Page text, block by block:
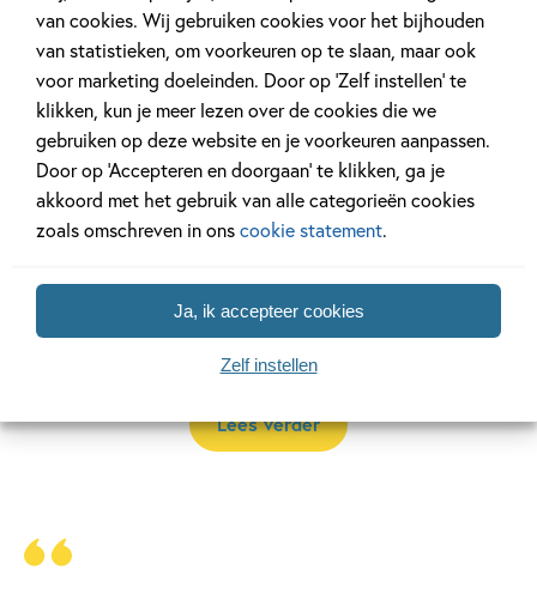
van cookies. Wij gebruiken cookies voor het bijhouden
van statistieken, om voorkeuren op te slaan, maar ook
voor marketing doeleinden. Door op ‘Zelf instellen’ te
klikken, kun je meer lezen over de cookies die we
gebruiken op deze website en je voorkeuren aanpassen.
Door op ‘Accepteren en doorgaan’ te klikken, ga je
akkoord met het gebruik van alle categorieën cookies
zoals omschreven in onscookie statement.
Ja, ik accepteer cookies
Zelf instellen
Het mysterie van de mens
Yuval Noah Harari werd wereldwijd bekend met zijn boek
Sapiens. Volgens veel mensen het belangrijkste boek dat ze
ooit lazen. Nu vertelt hij zijn verhaal graag aan jongere
mensen. Harari kan als geen ander een ingewikkeld verhaal
aansprekende wijze. Het eerste deel in de serieHet
mysterie van de mens: Hoe wij het machtigste dier op
aarde werdenwerd meteen al een bestseller.
Lees verder